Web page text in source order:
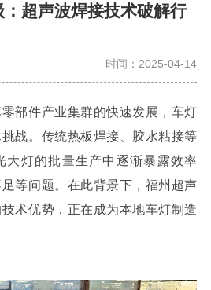
超声波焊接技术破解行
时间：2025-04-14
部件产业集群的快速发展，车灯
战。传统热板焊接、胶水粘接等
大灯的批量生产中逐渐暴露效率
等问题。在此背景下，福州超声
术优势，正在成为本地车灯制造